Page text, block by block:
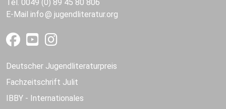
Tel. 0049 (0) 89 45 80 806
E-Mail info jugendliteratur.org
Deutscher Jugendliteraturpreis
Fachzeitschrift Julit
IBBY - Internationales